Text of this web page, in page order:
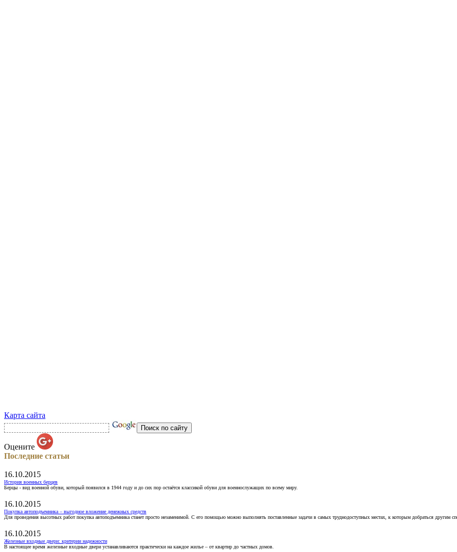
Карта сайта
Оцените
Последние статьи
16.10.2015
История военных берцев
Берцы - вид военной обуви, который появился в 1944 году и до сих пор остаётся классикой обуви для военнослужащих по всему миру.
16.10.2015
Покупка автоподъемника – выгодное вложение денежных средств
Для проведения высотных работ покупка автоподъемника станет просто незаменимой. С его помощью можно выполнять поставленные задачи в самых труднодоступных местах, к которым добраться другим
16.10.2015
Железные входные двери: критерии надежности
В настоящее время железные входные двери устанавливаются практически на каждое жилье – от квартир до частных домов.